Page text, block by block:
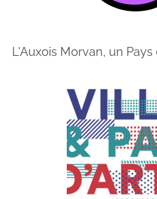
L'Auxois Morvan, un